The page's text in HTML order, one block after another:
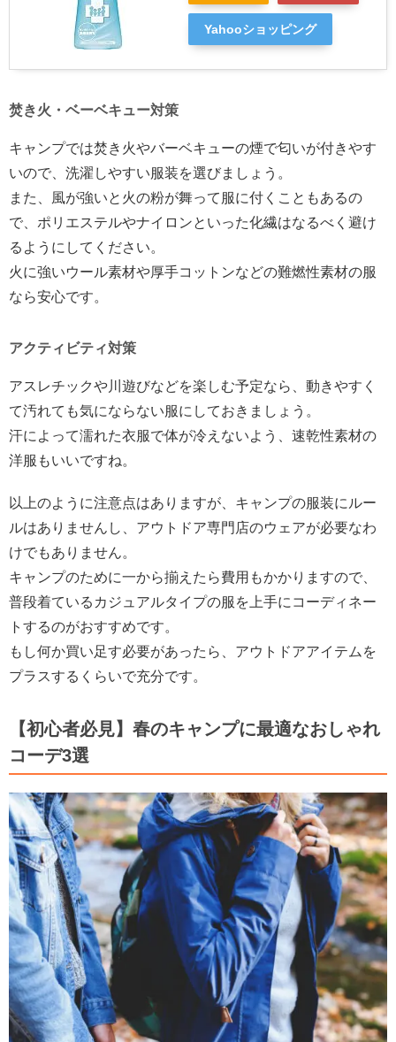
Yahooショッピング
焚き火・ベーベキュー対策
キャンプでは焚き火やバーベキューの煙で匂いが付きやす
いので、洗濯しやすい服装を選びましょう。
また、風が強いと火の粉が舞って服に付くこともあるの
で、ポリエステルやナイロンといった化繊はなるべく避け
るようにしてください。
火に強いウール素材や厚手コットンなどの難燃性素材の服
なら安心です。
アクティビティ対策
アスレチックや川遊びなどを楽しむ予定なら、動きやすく
て汚れても気にならない服にしておきましょう。
汗によって濡れた衣服で体が冷えないよう、速乾性素材の
洋服もいいですね。
以上のように注意点はありますが、キャンプの服装にルー
ルはありませんし、アウトドア専門店のウェアが必要なわ
けでもありません。
キャンプのために一から揃えたら費用もかかりますので、
普段着ているカジュアルタイプの服を上手にコーディネー
トするのがおすすめです。
もし何か買い足す必要があったら、アウトドアアイテムを
プラスするくらいで充分です。
【初心者必見】春のキャンプに最適なおしゃれ
コーデ3選